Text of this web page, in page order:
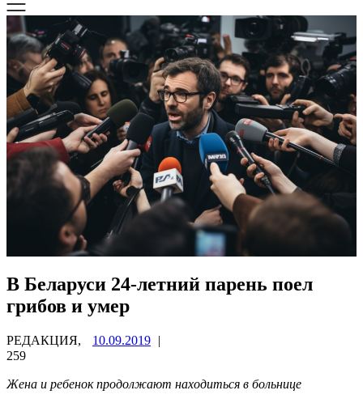
В Беларуси 24-летний парень поел
грибов и умер
РЕДАКЦИЯ, 10.09.2019 |
259
Жена и ребенок продолжают находиться в больнице